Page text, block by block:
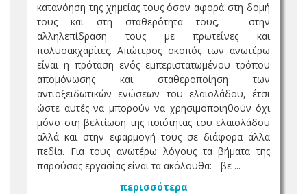
κατανόηση της χημείας τους όσον αφορά στη δομή
τους και στη σταθερότητα τους, - στην
αλληλεπίδραση τους με πρωτεΐνες και
πολυσακχαρίτες. Απώτερος σκοπός των ανωτέρω
είναι η πρόταση ενός εμπεριστατωμένου τρόπου
απομόνωσης και σταθεροποίηση των
αντιοξειδωτικών ενώσεων του ελαιολάδου, έτσι
ώστε αυτές να μπορούν να χρησιμοποιηθούν όχι
μόνο στη βελτίωση της ποιότητας του ελαιολάδου
αλλά και στην εφαρμογή τους σε διάφορα άλλα
πεδία. Για τους ανωτέρω λόγους τα βήματα της
παρούσας εργασίας είναι τα ακόλουθα: - βε ...
περισσότερα